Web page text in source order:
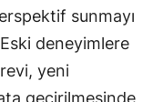
sunmayı
deneyimlere
yeni
geçirilmesinde